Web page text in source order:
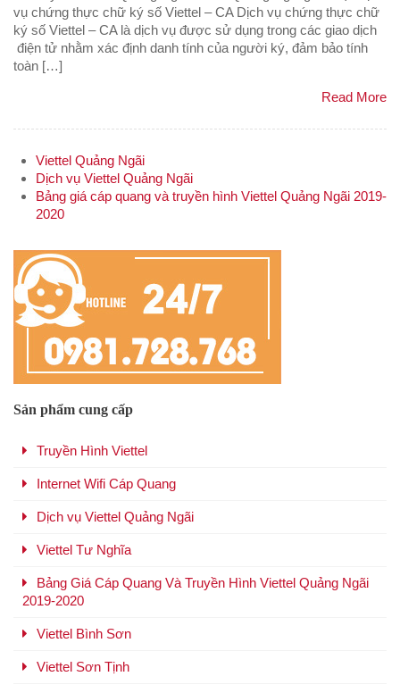
vụ chứng thực chữ ký số Viettel – CA Dịch vụ chứng thực chữ
ký số Viettel – CA là dịch vụ được sử dụng trong các giao dịch
điện tử nhằm xác định danh tính của người ký, đảm bảo tính
toàn […]
Read More
Viettel Quảng Ngãi
Dịch vụ Viettel Quảng Ngãi
Bảng giá cáp quang và truyền hình Viettel Quảng Ngãi 2019-
2020
Sản phẩm cung cấp
Truyền Hình Viettel
Internet Wifi Cáp Quang
Dịch vụ Viettel Quảng Ngãi
Viettel Tư Nghĩa
Bảng Giá Cáp Quang Và Truyền Hình Viettel Quảng Ngãi
2019-2020
Viettel Bình Sơn
Viettel Sơn Tịnh